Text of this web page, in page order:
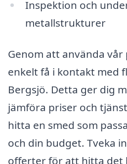
Inspektion och
metallstrukturer
Genom att använda
enkelt få i kontakt med
Bergsjö. Detta ger dig
jämföra priser och
hitta en smed som
och din budget. Tveka
offerter för att hitta det